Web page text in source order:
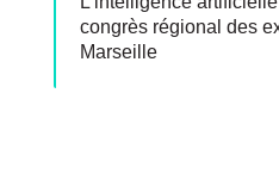
congrès régional des
Marseille